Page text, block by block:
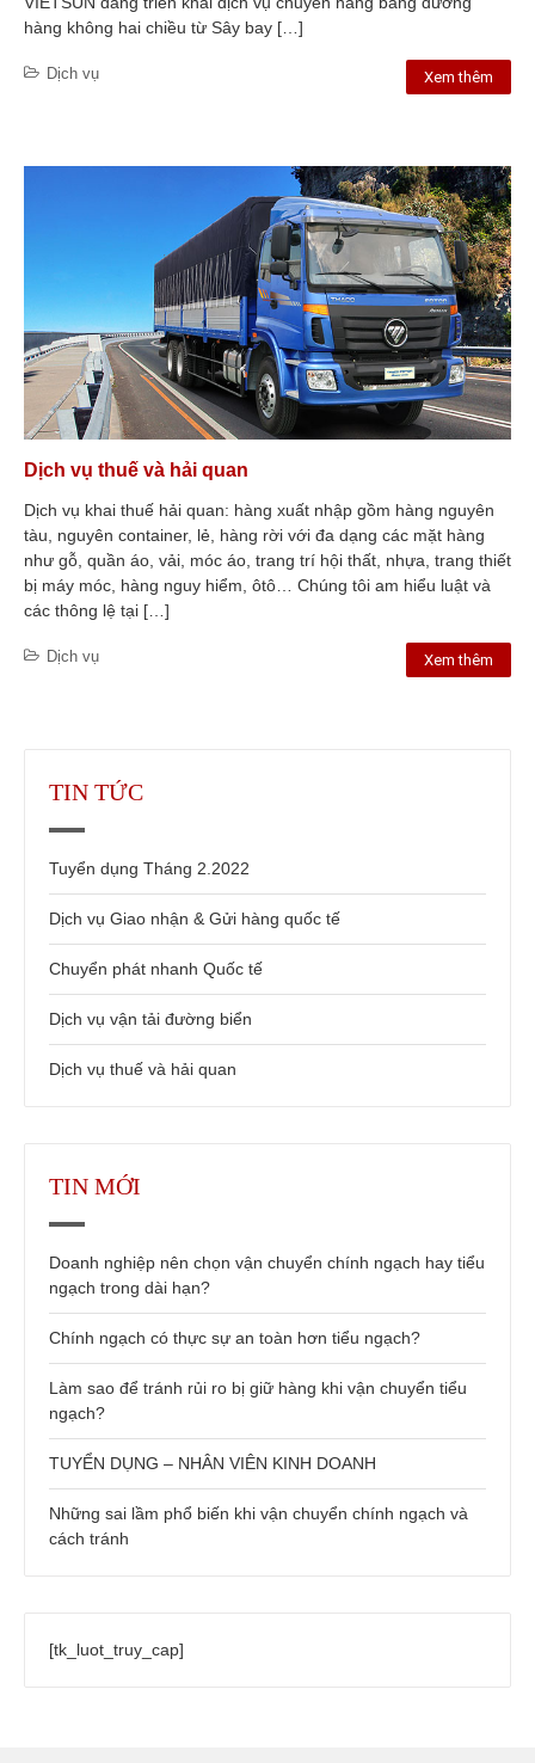
hàng không hai chiều từ Sây bay […]
Dịch vụ Xem thêm
Dịch vụ thuế và hải quan
Dịch vụ khai thuế hải quan: hàng xuất nhập gồm hàng nguyên
tàu, nguyên container, lẻ, hàng rời với đa dạng các mặt hàng
như gỗ, quần áo, vải, móc áo, trang trí hội thất, nhựa, trang thiết
bị máy móc, hàng nguy hiểm, ôtô… Chúng tôi am hiểu luật và
các thông lệ tại […]
Dịch vụ Xem thêm
TIN TỨC
Tuyển dụng Tháng 2.2022
Dịch vụ Giao nhận & Gửi hàng quốc tế
Chuyển phát nhanh Quốc tế
Dịch vụ vận tải đường biển
Dịch vụ thuế và hải quan
TIN MỚI
Doanh nghiệp nên chọn vận chuyển chính ngạch hay tiểu
ngạch trong dài hạn?
Chính ngạch có thực sự an toàn hơn tiểu ngạch?
Làm sao để tránh rủi ro bị giữ hàng khi vận chuyển tiểu
ngạch?
TUYỂN DỤNG – NHÂN VIÊN KINH DOANH
Những sai lầm phổ biến khi vận chuyển chính ngạch và
cách tránh
[tk_luot_truy_cap]